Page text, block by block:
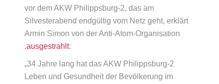
vor dem AKW Philippsburg-2, das am
Silvesterabend endgültig vom Netz geht, erklärt
Armin Simon von der Anti-Atom-Organisation
.ausgestrahlt:
„34 Jahre lang hat das AKW Philippsburg‑2
Leben und Gesundheit der Bevölkerung im